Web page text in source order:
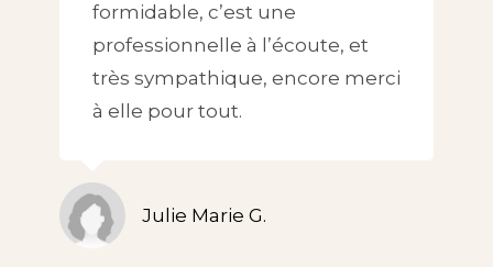
formidable, c’est une
professionnelle à l’écoute, et
très sympathique, encore merci
à elle pour tout.
Julie Marie G.